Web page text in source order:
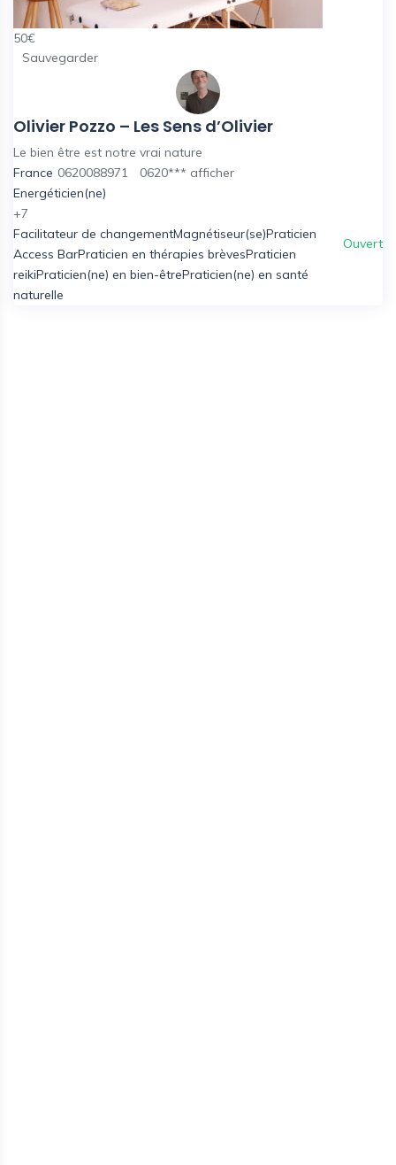
50€
Sauvegarder
Olivier Pozzo – Les Sens d’Olivier
Le bien être est notre vrai nature
France 0620088971 0620*** afficher
Energéticien(ne)
+7
Facilitateur de changementMagnétiseur(se)Praticien
Access BarPraticien en thérapies brèvesPraticien
reikiPraticien(ne) en bien-êtrePraticien(ne) en santé
naturelle
Ouvert